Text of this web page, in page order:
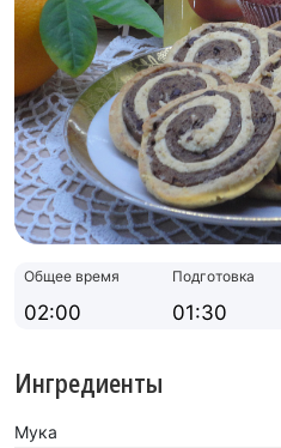
Общее время
02:00
Подготовка
01:30
Ингредиенты
Мука